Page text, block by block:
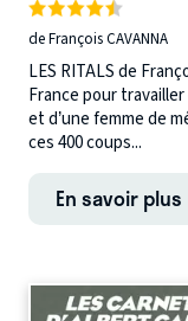
de François CAVANNA
LES RITALS de
France pour travailler
et d’une femme de
ces 400 coups...
En savoir plus